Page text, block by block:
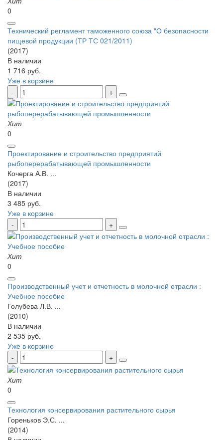
0
Технический регламент таможенного союза "О безопасности
пищевой продукции (ТР ТС 021/2011)
(2017)
В наличии
1 716 руб.
Уже в корзине
Хит
0
Проектирование и строительство предприятий
рыбоперерабатывающей промышленности
Кочерга А.В. ...
(2017)
В наличии
3 485 руб.
Уже в корзине
Хит
0
Производственный учет и отчетность в молочной отрасли :
Учебное пособие
Голубева Л.В. ...
(2010)
В наличии
2 535 руб.
Уже в корзине
Хит
0
Технология консервирования растительного сырья
Гореньков Э.С. ...
(2014)